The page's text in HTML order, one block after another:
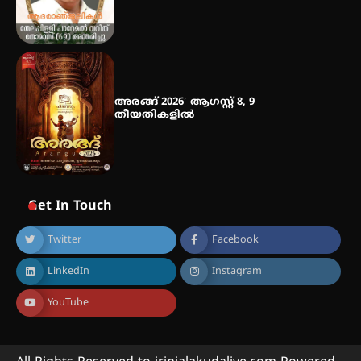
അരങ്ങ് 2026′ ആഗസ്റ്റ് 8, 9
തീയതികളിൽ
Get In Touch
Twitter Facebook
LinkedIn Instagram
YouTube